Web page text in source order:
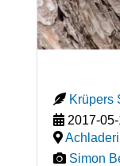
Krüpers
2017-05-
Simon